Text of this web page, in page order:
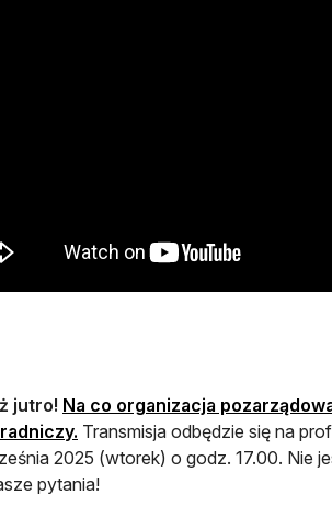
jutro! Na co organizacja
Transmisja odbędzie się na
2025 (wtorek) o godz. 17.00. Nie
pytania!